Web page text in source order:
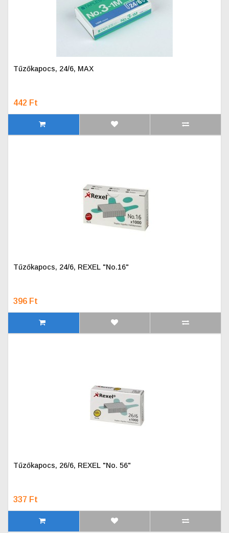
Tűzőkapocs, 24/6, MAX
442 Ft
Tűzőkapocs, 24/6, REXEL "No.16"
396 Ft
Tűzőkapocs, 26/6, REXEL "No. 56"
337 Ft